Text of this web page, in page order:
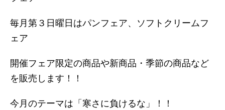
毎月第３日曜日はパンフェア、ソフトクリームフ
ェア
開催フェア限定の商品や新商品・季節の商品など
を販売します！！
今月のテーマは「寒さに負けるな」！！